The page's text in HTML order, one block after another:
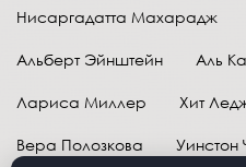
Нисаргадатта Махарадж
Альберт Эйнштейн Аль
Лариса Миллер Хит
Вера Полозкова Уинстон